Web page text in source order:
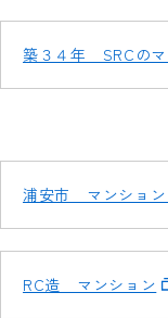
築３４年 SRCのマ
浦安市 マンション
RC造 マンション